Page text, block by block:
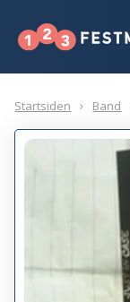
Startsiden Band